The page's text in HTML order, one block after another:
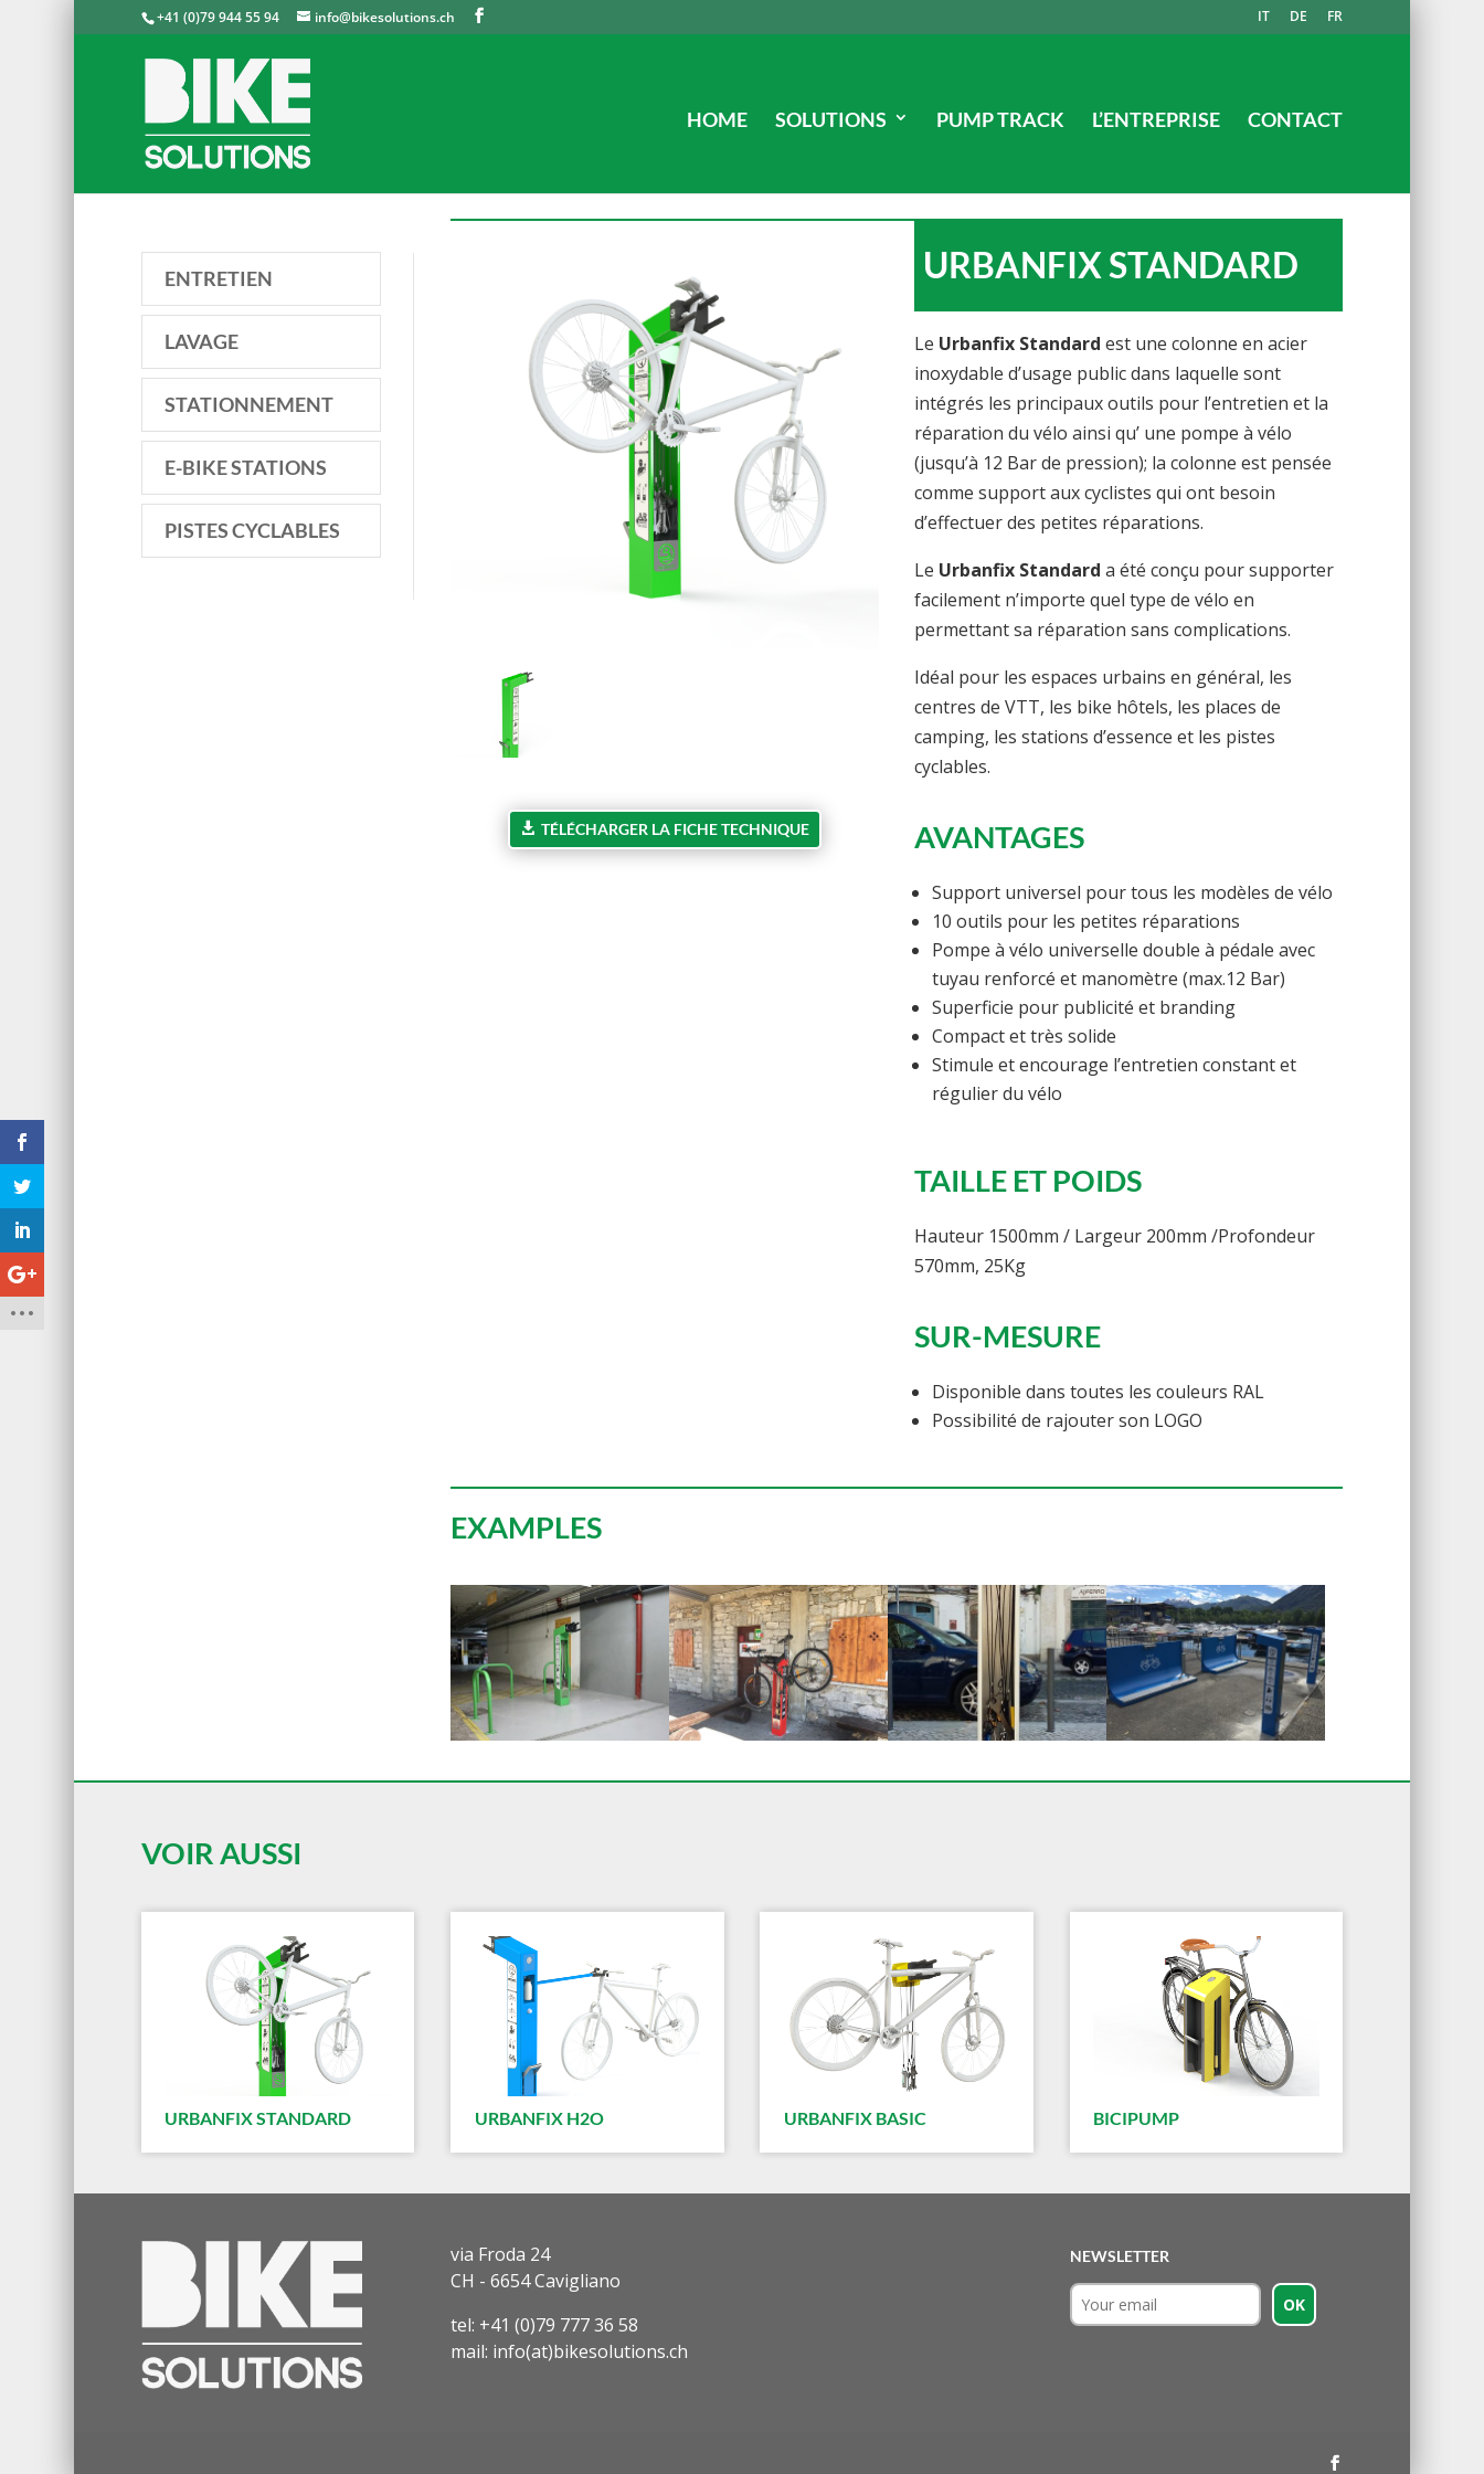
+41 (0)79 944 55 94 info@bikesolutions.ch IT DE FR
HOME SOLUTIONS PUMP TRACK L’ENTREPRISE CONTACT
ENTRETIEN
LAVAGE
STATIONNEMENT
E-BIKE STATIONS
PISTES CYCLABLES
TÉLÉCHARGER LA FICHE TECHNIQUE
URBANFIX STANDARD
Le Urbanfix Standard est une colonne en acier
inoxydable d’usage public dans laquelle sont
intégrés les principaux outils pour l’entretien et la
réparation du vélo ainsi qu’ une pompe à vélo
(jusqu’à 12 Bar de pression); la colonne est pensée
comme support aux cyclistes qui ont besoin
d’effectuer des petites réparations.
Le Urbanfix Standard a été conçu pour supporter
facilement n’importe quel type de vélo en
permettant sa réparation sans complications.
Idéal pour les espaces urbains en général, les
centres de VTT, les bike hôtels, les places de
camping, les stations d’essence et les pistes
cyclables.
AVANTAGES
Support universel pour tous les modèles de vélo
10 outils pour les petites réparations
Pompe à vélo universelle double à pédale avec
tuyau renforcé et manomètre (max.12 Bar)
Superficie pour publicité et branding
Compact et très solide
Stimule et encourage l’entretien constant et
régulier du vélo
TAILLE ET POIDS
Hauteur 1500mm / Largeur 200mm /Profondeur
570mm, 25Kg
SUR-MESURE
Disponible dans toutes les couleurs RAL
Possibilité de rajouter son LOGO
EXAMPLES
VOIR AUSSI
URBANFIX STANDARD URBANFIX H2O URBANFIX BASIC BICIPUMP
via Froda 24
CH - 6654 Cavigliano
tel: +41 (0)79 777 36 58
mail: info(at)bikesolutions.ch
NEWSLETTER